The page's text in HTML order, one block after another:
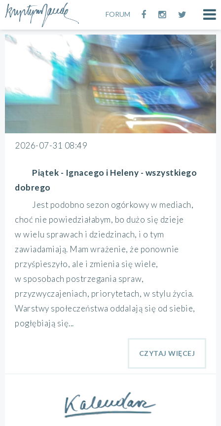
FORUM
2026-07-31 08:49
Piątek - Ignacego i Heleny - wszystkiego
dobrego
Jest podobno sezon ogórkowy w mediach,
choć nie powiedziałabym, bo dużo się dzieje
w wielu sprawach i dziedzinach, i o tym
zawiadamiają. Mam wrażenie, że ponownie
przyśpieszyło, ale i zmienia się wiele,
w sposobach postrzegania spraw,
przyzwyczajeniach, priorytetach, w stylu życia.
Warstwy społeczeństwa oddalają się od siebie,
pogłębiają się...
CZYTAJ WIĘCEJ